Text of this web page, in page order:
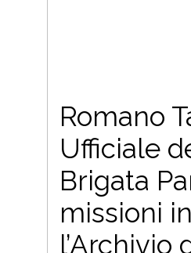
Romano
Ufficiale
Brigata
missioni
l’Archivio